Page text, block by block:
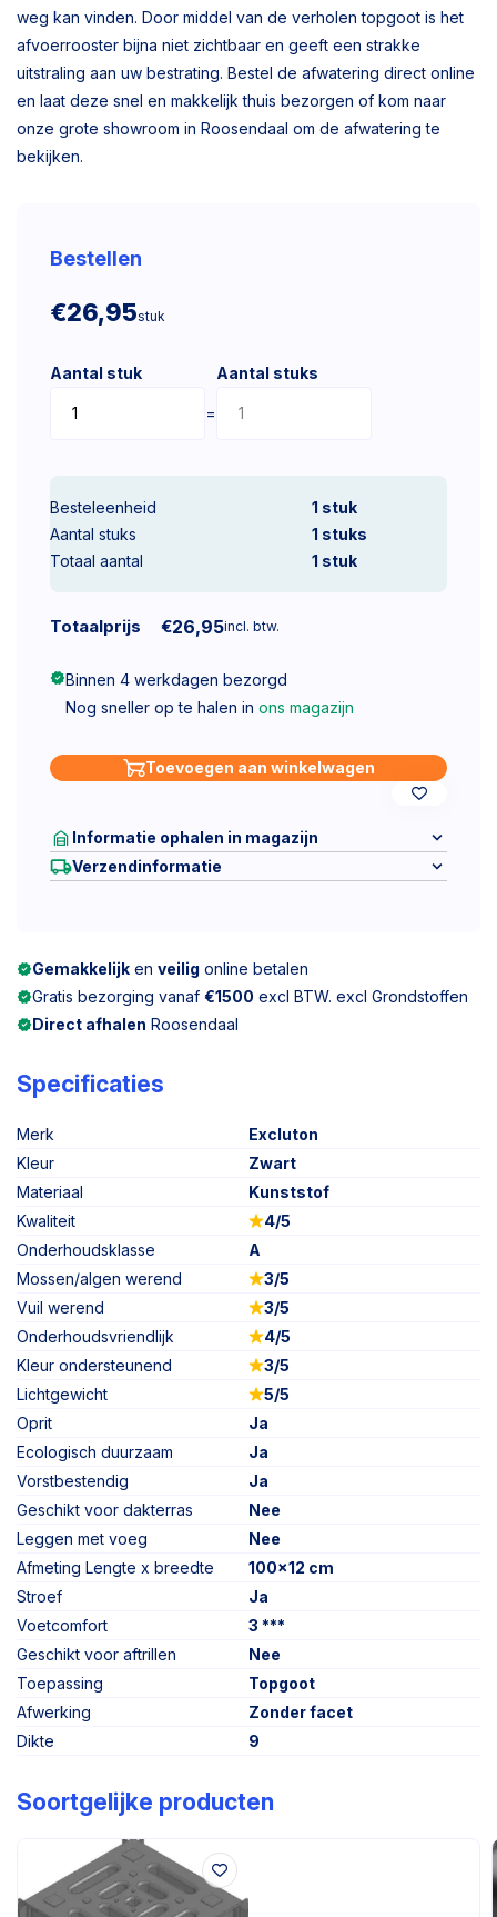
weg kan vinden. Door middel van de verholen topgoot is het
afvoerrooster bijna niet zichtbaar en geeft een strakke
uitstraling aan uw bestrating. Bestel de afwatering direct online
en laat deze snel en makkelijk thuis bezorgen of kom naar
onze grote showroom in Roosendaal om de afwatering te
bekijken.
Bestellen
€26,95stuk
Aantal stuk
=
Aantal stuks
Besteleenheid
1 stuk
Aantal stuks
1 stuks
Totaal aantal
1 stuk
Totaalprijs €26,95incl. btw.
Binnen 4 werkdagen bezorgd
Nog sneller op te halen in ons magazijn
Toevoegen aan winkelwagen
Informatie ophalen in magazijn
Verzendinformatie
Gemakkelijk en veilig online betalen
Gratis bezorging vanaf €1500 excl BTW. excl Grondstoffen
Direct afhalen Roosendaal
Specificaties
Merk
Excluton
Kleur
Zwart
Materiaal
Kunststof
Kwaliteit
4/5
Onderhoudsklasse
A
Mossen/algen werend
3/5
Vuil werend
3/5
Onderhoudsvriendlijk
4/5
Kleur ondersteunend
3/5
Lichtgewicht
5/5
Oprit
Ja
Ecologisch duurzaam
Ja
Vorstbestendig
Ja
Geschikt voor dakterras
Nee
Leggen met voeg
Nee
Afmeting Lengte x breedte
100x12 cm
Stroef
Ja
Voetcomfort
3 ***
Geschikt voor aftrillen
Nee
Toepassing
Topgoot
Afwerking
Zonder facet
Dikte
9
Soortgelijke producten